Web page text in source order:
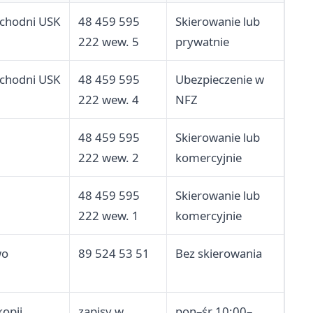
USK
48 459 595
222 wew. 5
Skierowanie lub
prywatnie
USK
48 459 595
222 wew. 4
Ubezpieczenie w
NFZ
48 459 595
222 wew. 2
Skierowanie lub
komercyjnie
48 459 595
222 wew. 1
Skierowanie lub
komercyjnie
89 524 53 51 Bez skierowania